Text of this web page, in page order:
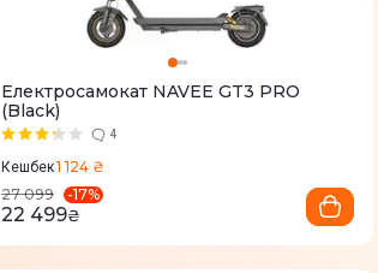
Електросамокат NAVEE GT3 PRO
(Black)
4
Кешбек1 124 ₴
27 099
-17%
22 499₴